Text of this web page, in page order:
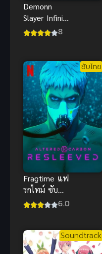
Demonn
Slayer Infinity
Castle
8
ซับไทย
Fragtime แฟ
รกไทม์ ซับ
ไทย
6.0
Soundtrack